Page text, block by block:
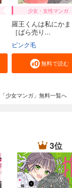
少女・女性マンガ
羅王くんは私にか
［ばら売り...
ピンク毛
無料で読む
「少女マンガ」無料一覧へ
3位